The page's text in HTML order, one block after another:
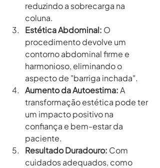
reduzindo a sobrecarga na
coluna.
Estética Abdominal: O
procedimento devolve um
contorno abdominal firme e
harmonioso, eliminando o
aspecto de "barriga inchada".
Aumento da Autoestima: A
transformação estética pode ter
um impacto positivo na
confiança e bem-estar da
paciente.
Resultado Duradouro: Com
cuidados adequados, como